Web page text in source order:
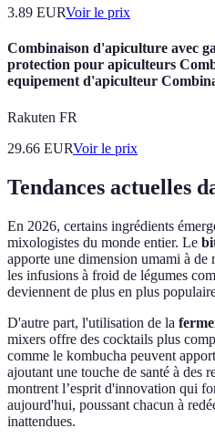
3.89 EURVoir le prix
Combinaison d'apiculture avec
protection pour apiculteurs
equipement d'apiculteur
Rakuten FR
29.66 EURVoir le prix
Tendances actuelles
En 2026, certains ingrédients
mixologistes du monde entier. Le
apporte une dimension umami à
les infusions à froid de légumes
deviennent de plus en plus
D'autre part, l'utilisation de la
mixers offre des cocktails plus
comme le kombucha peuvent
ajoutant une touche de santé à des
montrent l’esprit d'innovation qui
aujourd'hui, poussant chacun à
inattendues.